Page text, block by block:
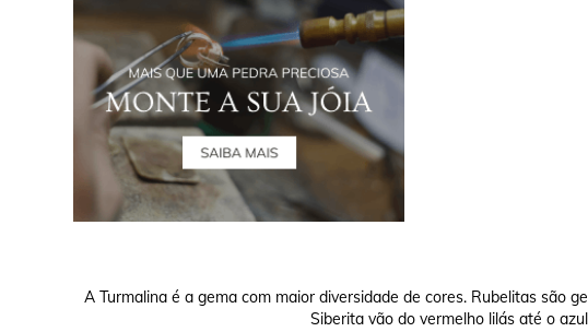
A Turmalina é a gema com maior diversidade de cores. Rubelitas são
Siberita vão do vermelho lilás até o